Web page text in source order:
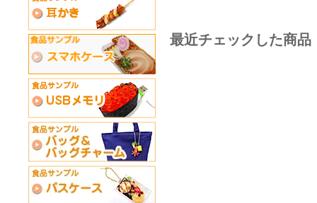
最近チェックした商品